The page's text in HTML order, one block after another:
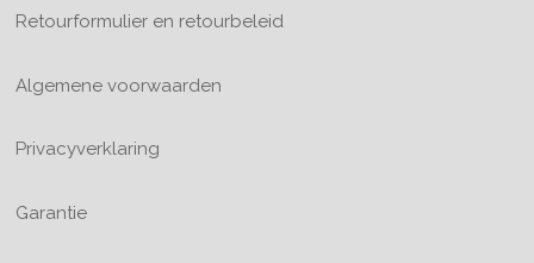
Retourformulier en retourbeleid
Algemene voorwaarden
Privacyverklaring
Garantie